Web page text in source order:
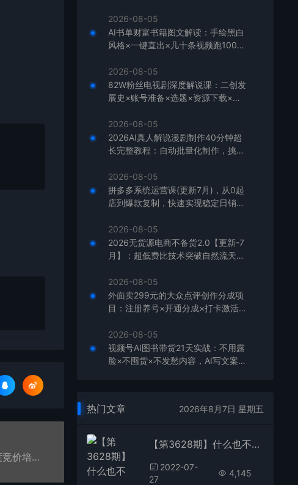
【勇锶535期】我是钱28期冷门产品单页百度竞价培训课程，月入2-3万
2026-08-05
AI书单财富书籍图文解读：手绘黑白
风格×一键直出×几十条视频跑1000
2026-08-05
82W粉丝电视剧深度解说课：二创发
展史×账号准备×选题×资源下载×爆
2026-08-05
2026AI真人解说漫剧制作40分钟超
长完整教程：自动批量化制作，挑战
2026-08-05
拼多多系统运营课(更新7月)，从0起
店到爆款复制，快速实现稳定日销千
2026-08-05
2026无货源电商不备货2.0【更新-7
月】：超低费比技术突破自然流天花
2026-08-05
外面卖299元的大众点评创作分成项
目：注册养号×开通分成×打卡激活×
2026-08-05
视频号AI图书带货21天实战：不用露
脸×不囤货×不发愁内容，AI写文案做
热门文章 2026年8月7日 星期五
【第3628期】什么也不做，观看油管视频，完成小任务，即可轻松赚150美元
2022-07-
27
4,145